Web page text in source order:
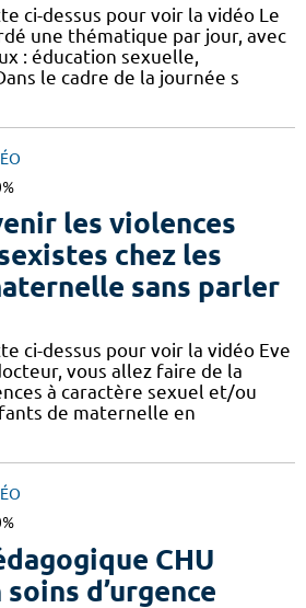
ci-dessus pour voir la vidéo Le
une thématique par jour, avec
: éducation sexuelle,
le cadre de la journée s
les violences
chez les
sans parler
ci-dessus pour voir la vidéo Eve
vous allez faire de la
à caractère sexuel et/ou
de maternelle en
CHU
d’urgence